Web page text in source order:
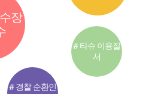
장
# 경찰 순환인
# 타슈 이용질
서